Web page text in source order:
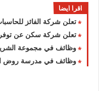
اقرا ايضا
تعلن شركة الفائز للحاسبات عن توفر عدة
تعلن شركة سكن عن توفر عدة وظائف شاغرة
وظائف في مجموعة الشريان للوافدين
وظائف في مدرسة روض الصالحين لمختلف